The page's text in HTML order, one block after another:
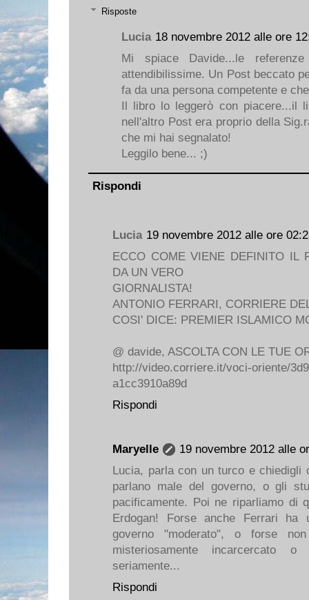
Risposte
Lucia 18 novembre 2012 alle ore
Mi spiace Davide...le
attendibilissime. Un Post beccato
fa da una persona competente e
Il libro lo leggerò con piacere...il
nell'altro Post era proprio della
che mi hai segnalato!
Leggilo bene... ;)
Rispondi
Lucia 19 novembre 2012 alle ore
ECCO COME VIENE DEFINITO IL
DA UN VERO
GIORNALISTA!
ANTONIO FERRARI, CORRIERE
COSI' DICE: PREMIER ISLAMICO
@ davide, ASCOLTA CON LE TUE
http://video.corriere.it/voci-oriente/
a1cc3910a89d
Rispondi
Maryelle
19 novembre 2012 alle
Lucia, parla con un turco e chiedigli
parlano male del governo, o gli
pacificamente. Poi ne riparliamo di
Erdogan! Forse anche Ferrari ha
governo "moderato", o forse
misteriosamente incarcercato
seriamente...
Rispondi